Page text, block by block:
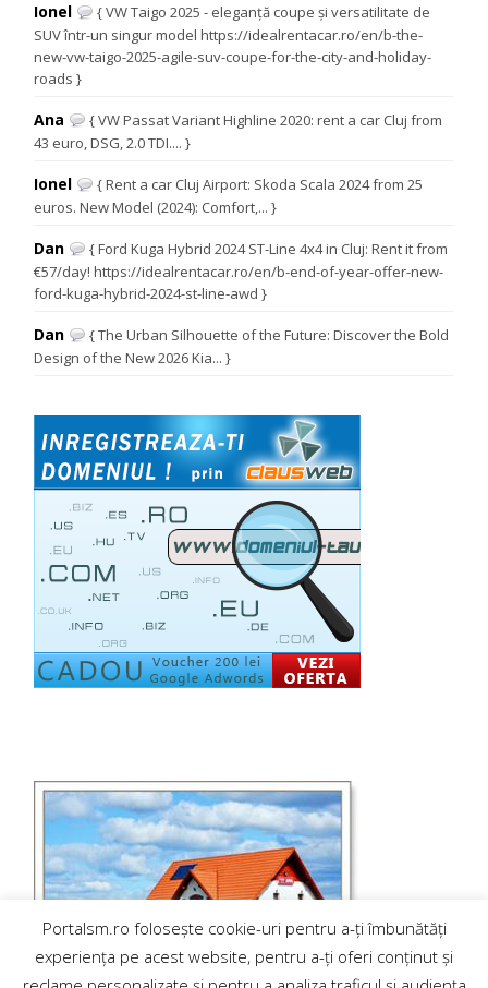
Ionel
{ VW Taigo 2025 - eleganță coupe și versatilitate de
SUV într-un singur model https://idealrentacar.ro/en/b-the-
new-vw-taigo-2025-agile-suv-coupe-for-the-city-and-holiday-
roads }
Ana
{ VW Passat Variant Highline 2020: rent a car Cluj from
43 euro, DSG, 2.0 TDI.... }
Ionel
{ Rent a car Cluj Airport: Skoda Scala 2024 from 25
euros. New Model (2024): Comfort,... }
Dan
{ Ford Kuga Hybrid 2024 ST-Line 4x4 in Cluj: Rent it from
€57/day! https://idealrentacar.ro/en/b-end-of-year-offer-new-
ford-kuga-hybrid-2024-st-line-awd }
Dan
{ The Urban Silhouette of the Future: Discover the Bold
Design of the New 2026 Kia... }
Portalsm.ro folosește cookie-uri pentru a-ți îmbunătăți
experiența pe acest website, pentru a-ți oferi conținut și